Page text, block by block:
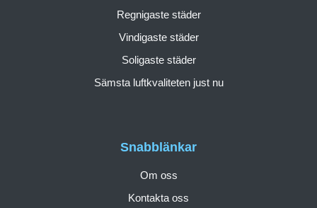
Snabblänkar
Om oss
Kontakta oss
Regnigaste städer
Vindigaste städer
Soligaste städer
Sämsta luftkvaliteten just nu